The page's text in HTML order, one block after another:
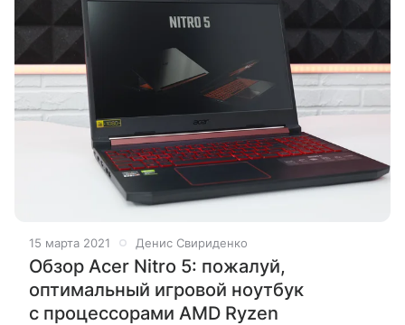
15 марта 2021 Денис Свириденко
Обзор Acer Nitro 5: пожалуй,
оптимальный игровой ноутбук
с процессорами AMD Ryzen